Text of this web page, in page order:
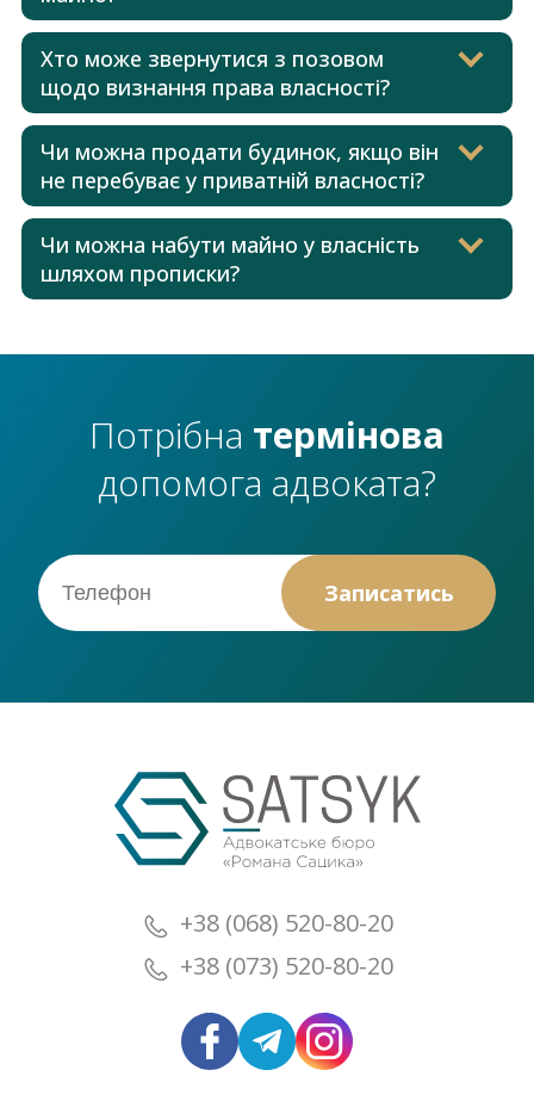
Хто може звернутися з позовом
щодо визнання права власності?
Чи можна продати будинок, якщо він
не перебуває у приватній власності?
Чи можна набути майно у власність
шляхом прописки?
Потрібна термінова
допомога адвоката?
+38 (068) 520-80-20
+38 (073) 520-80-20